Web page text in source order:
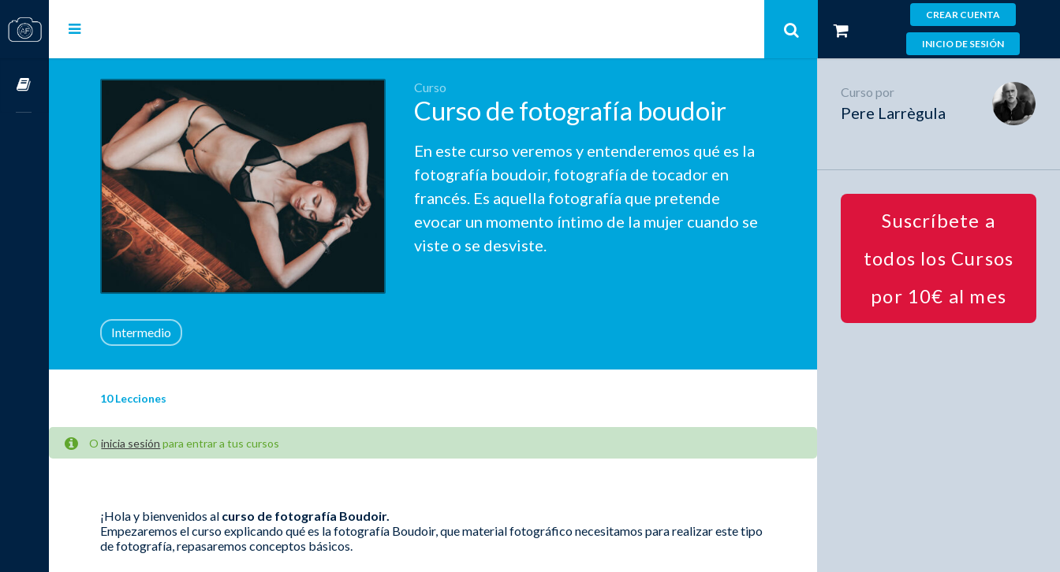
CREAR CUENTA
INICIO DE SESIÓN
Cursos OnLine Curso
Curso de fotografía boudoir
En este curso veremos y entenderemos qué es la
fotografía boudoir, fotografía de tocador en
francés. Es aquella fotografía que pretende
evocar un momento íntimo de la mujer cuando se
viste o se desviste.
Intermedio
10 Lecciones
Oinicia sesión para entrar a tus cursos
¡Hola y bienvenidos al curso de fotografía Boudoir.
Empezaremos el curso explicando qué es la fotografía Boudoir, que material fotográfico necesitamos para realizar este tipo
de fotografía, repasaremos conceptos básicos.
Curso por
Pere Larrègula
Suscríbete a
todos los Cursos
por 10€ al mes